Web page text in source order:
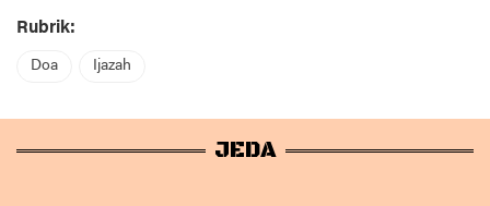
Rubrik:
Doa Ijazah
JEDA